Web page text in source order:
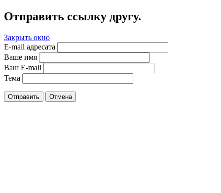
Отправить ссылку другу.
Закрыть окно
E-mail адресата
Ваше имя
Ваш E-mail
Тема
Отправить Отмена